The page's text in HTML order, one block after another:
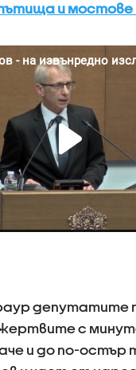
и
депутатите
с
и до по-остър